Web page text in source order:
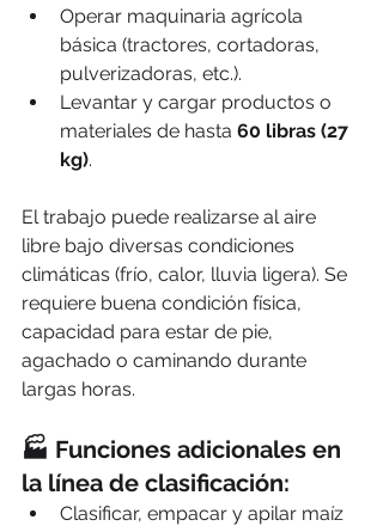
Operar maquinaria agrícola
básica (tractores, cortadoras,
pulverizadoras, etc.).
Levantar y cargar productos o
materiales de hasta 60 libras (27
kg).
El trabajo puede realizarse al aire
libre bajo diversas condiciones
climáticas (frío, calor, lluvia ligera). Se
requiere buena condición física,
capacidad para estar de pie,
agachado o caminando durante
largas horas.
🏭 Funciones adicionales en
la línea de clasificación:
Clasificar, empacar y apilar maíz